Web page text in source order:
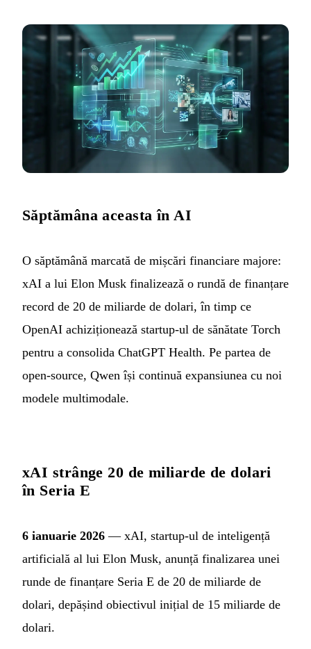
Săptămâna aceasta în AI
O săptămână marcată de mișcări financiare majore:
xAI a lui Elon Musk finalizează o rundă de finanțare
record de 20 de miliarde de dolari, în timp ce
OpenAI achiziționează startup-ul de sănătate Torch
pentru a consolida ChatGPT Health. Pe partea de
open-source, Qwen își continuă expansiunea cu noi
modele multimodale.
xAI strânge 20 de miliarde de dolari
în Seria E
6 ianuarie 2026 — xAI, startup-ul de inteligență
artificială al lui Elon Musk, anunță finalizarea unei
runde de finanțare Seria E de 20 de miliarde de
dolari, depășind obiectivul inițial de 15 miliarde de
dolari.